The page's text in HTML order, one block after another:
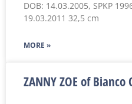
DOB: 14.03.2005, SPKP
19.03.2011 32,5 cm
MORE »
ZANNY ZOE of Bianco